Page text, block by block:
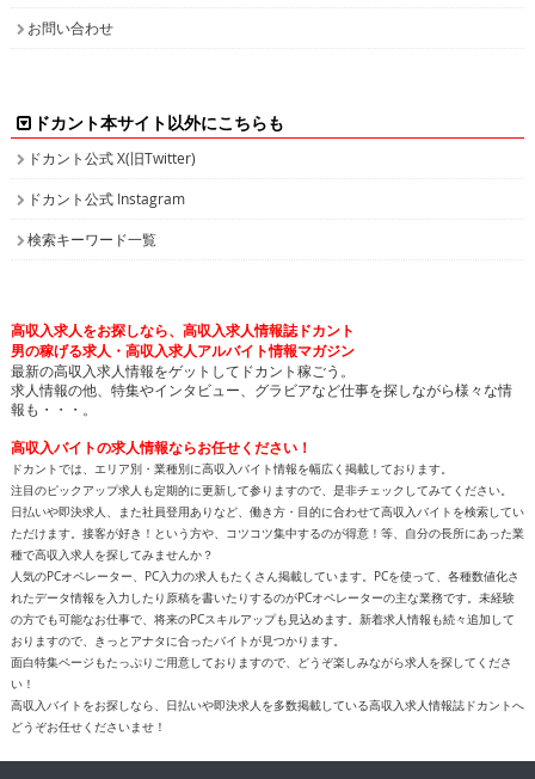
お問い合わせ
ドカント本サイト以外にこちらも
ドカント公式 X(旧Twitter)
ドカント公式 Instagram
検索キーワード一覧
高収入求人をお探しなら、高収入求人情報誌ドカント
男の稼げる求人・高収入求人アルバイト情報マガジン
最新の高収入求人情報をゲットしてドカント稼ごう。
求人情報の他、特集やインタビュー、グラビアなど仕事を探しながら様々な情
報も・・・。
高収入バイトの求人情報ならお任せください！
ドカントでは、エリア別・業種別に高収入バイト情報を幅広く掲載しております。
注目のピックアップ求人も定期的に更新して参りますので、是非チェックしてみてください。
日払いや即決求人、また社員登用ありなど、働き方・目的に合わせて高収入バイトを検索してい
ただけます。接客が好き！という方や、コツコツ集中するのが得意！等、自分の長所にあった業
種で高収入求人を探してみませんか？
人気のPCオペレーター、PC入力の求人もたくさん掲載しています。PCを使って、各種数値化さ
れたデータ情報を入力したり原稿を書いたりするのがPCオペレーターの主な業務です。未経験
の方でも可能なお仕事で、将来のPCスキルアップも見込めます。新着求人情報も続々追加して
おりますので、きっとアナタに合ったバイトが見つかります。
面白特集ページもたっぷりご用意しておりますので、どうぞ楽しみながら求人を探してくださ
い！
高収入バイトをお探しなら、日払いや即決求人を多数掲載している高収入求人情報誌ドカントへ
どうぞお任せくださいませ！